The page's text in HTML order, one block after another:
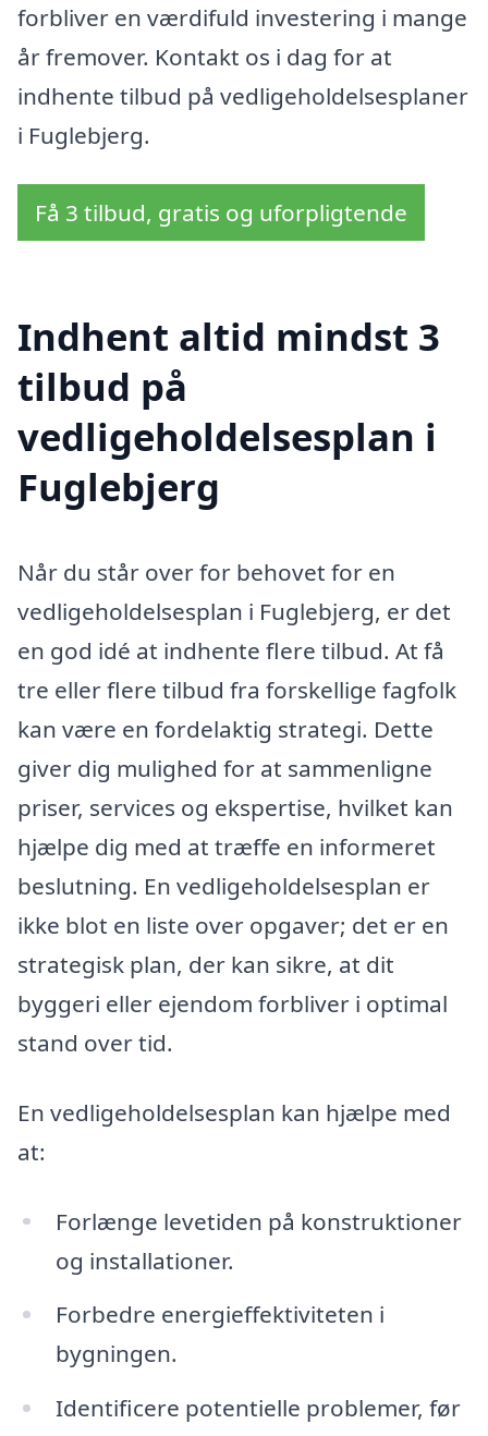
forbliver en værdifuld investering i mange
år fremover. Kontakt os i dag for at
indhente tilbud på vedligeholdelsesplaner
i Fuglebjerg.
Få 3 tilbud, gratis og uforpligtende
Indhent altid mindst 3
tilbud på
vedligeholdelsesplan i
Fuglebjerg
Når du står over for behovet for en
vedligeholdelsesplan i Fuglebjerg, er det
en god idé at indhente flere tilbud. At få
tre eller flere tilbud fra forskellige fagfolk
kan være en fordelaktig strategi. Dette
giver dig mulighed for at sammenligne
priser, services og ekspertise, hvilket kan
hjælpe dig med at træffe en informeret
beslutning. En vedligeholdelsesplan er
ikke blot en liste over opgaver; det er en
strategisk plan, der kan sikre, at dit
byggeri eller ejendom forbliver i optimal
stand over tid.
En vedligeholdelsesplan kan hjælpe med
at:
Forlænge levetiden på konstruktioner
og installationer.
Forbedre energieffektiviteten i
bygningen.
Identificere potentielle problemer, før